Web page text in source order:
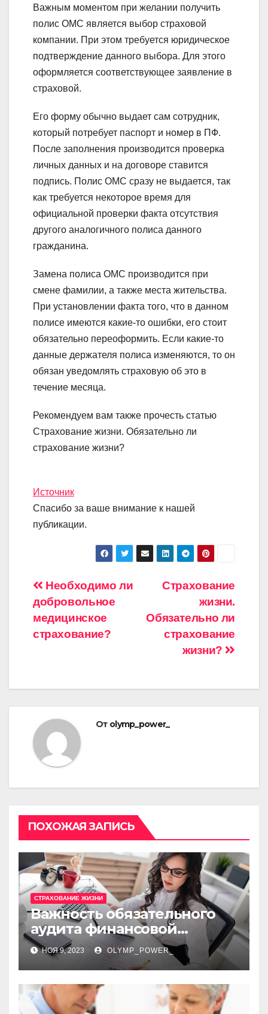
Важным моментом при желании получить
полис ОМС является выбор страховой
компании. При этом требуется юридическое
подтверждение данного выбора. Для этого
оформляется соответствующее заявление в
страховой.
Его форму обычно выдает сам сотрудник,
который потребует паспорт и номер в ПФ.
После заполнения производится проверка
личных данных и на договоре ставится
подпись. Полис ОМС сразу не выдается, так
как требуется некоторое время для
официальной проверки факта отсутствия
другого аналогичного полиса данного
гражданина.
Замена полиса ОМС производится при
смене фамилии, а также места жительства.
При установлении факта того, что в данном
полисе имеются какие-то ошибки, его стоит
обязательно переоформить. Если какие-то
данные держателя полиса изменяются, то он
обязан уведомлять страховую об это в
течение месяца.
Рекомендуем вам также прочесть статью
Страхование жизни. Обязательно ли
страхование жизни?
Источник
Спасибо за ваше внимание к нашей
публикации.
Навигация
по
записям
Страхование
жизни.
Обязательно ли
страхование
жизни?
Необходимо ли
добровольное
медицинское
страхование?
От olymp_power_
ПОХОЖАЯ ЗАПИСЬ
СТРАХОВАНИЕ ЖИЗНИ
Важность обязательного
аудита финансовой
отчетности
НОЯ 9, 2023 OLYMP_POWER_